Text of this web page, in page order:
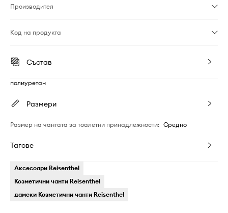
Производител
Код на продукта
Състав
полиуретан
Размери
Размер на чантата за тоалетни принадлежности: Средно
Тагове
Аксесоари Reisenthel
Козметични чанти Reisenthel
дамски Козметични чанти Reisenthel